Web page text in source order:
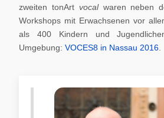
zweiten tonArt vocalwaren neben
Workshops mit Erwachsenen vor
als 400 Kindern und
Umgebung: VOCES8 in Nassau 2016